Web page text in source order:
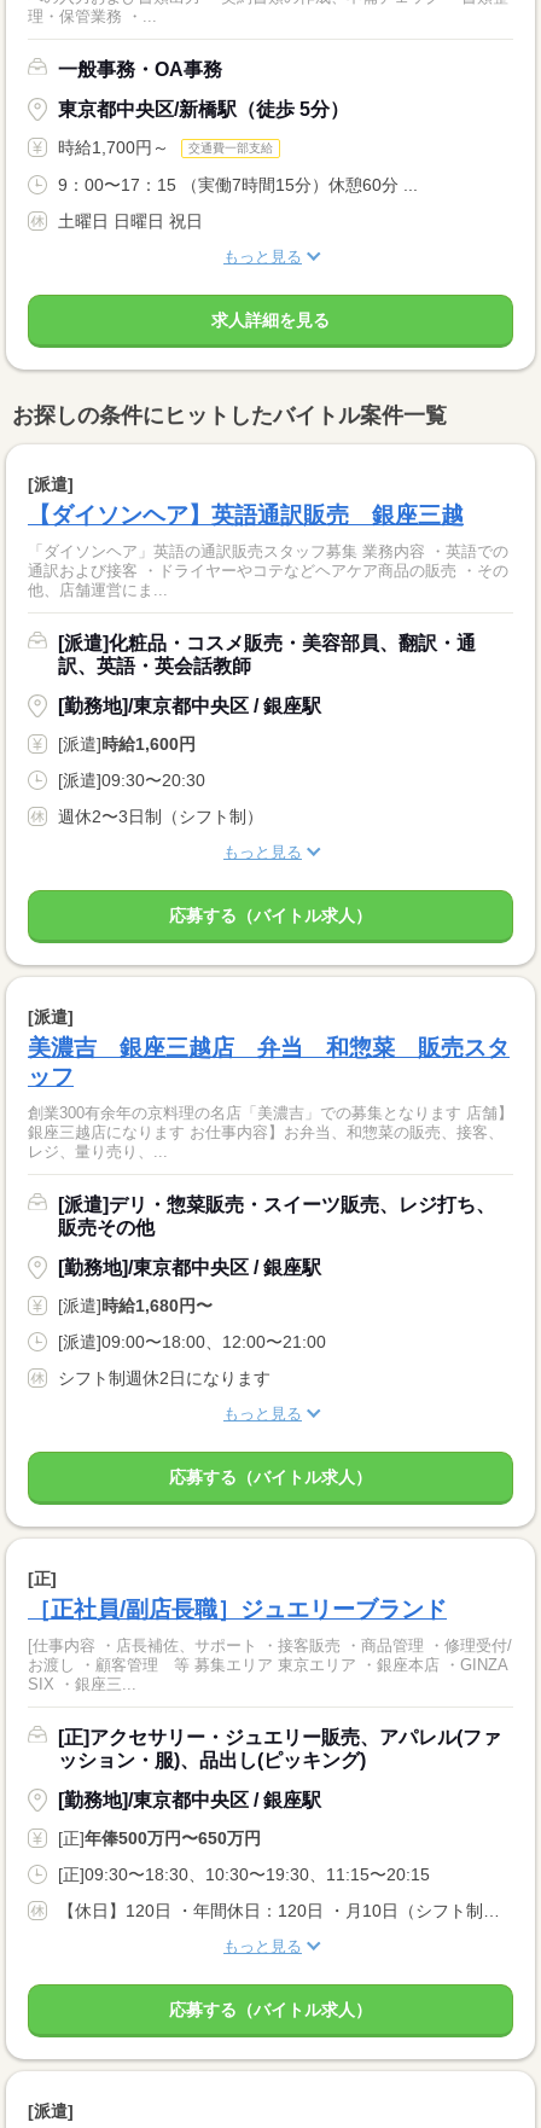
理・保管業務 ・...
一般事務・OA事務
東京都中央区/新橋駅（徒歩 5分）
時給1,700円～ 交通費一部支給
9：00〜17：15 （実働7時間15分）休憩60分 ...
土曜日 日曜日 祝日
もっと見る
求人詳細を見る
お探しの条件にヒットしたバイトル案件一覧
[派遣]
【ダイソンヘア】英語通訳販売 銀座三越
「ダイソンヘア」英語の通訳販売スタッフ募集 業務内容 ・英語での
通訳および接客 ・ドライヤーやコテなどヘアケア商品の販売 ・その
他、店舗運営にま...
[派遣]化粧品・コスメ販売・美容部員、翻訳・通
訳、英語・英会話教師
[勤務地]/東京都中央区 / 銀座駅
[派遣]時給1,600円
[派遣]09:30〜20:30
週休2〜3日制（シフト制）
もっと見る
応募する（バイトル求人）
[派遣]
美濃吉 銀座三越店 弁当 和惣菜 販売スタ
ッフ
創業300有余年の京料理の名店「美濃吉」での募集となります 店舗】
銀座三越店になります お仕事内容】お弁当、和惣菜の販売、接客、
レジ、量り売り、...
[派遣]デリ・惣菜販売・スイーツ販売、レジ打ち、
販売その他
[勤務地]/東京都中央区 / 銀座駅
[派遣]時給1,680円〜
[派遣]09:00〜18:00、12:00〜21:00
シフト制週休2日になります
もっと見る
応募する（バイトル求人）
[正]
［正社員/副店長職］ジュエリーブランド
[仕事内容 ・店長補佐、サポート ・接客販売 ・商品管理 ・修理受付/
お渡し ・顧客管理 等 募集エリア 東京エリア ・銀座本店 ・GINZA
SIX ・銀座三...
[正]アクセサリー・ジュエリー販売、アパレル(ファ
ッション・服)、品出し(ピッキング)
[勤務地]/東京都中央区 / 銀座駅
[正]年俸500万円〜650万円
[正]09:30〜18:30、10:30〜19:30、11:15〜20:15
もっと見る
応募する（バイトル求人）
[派遣]